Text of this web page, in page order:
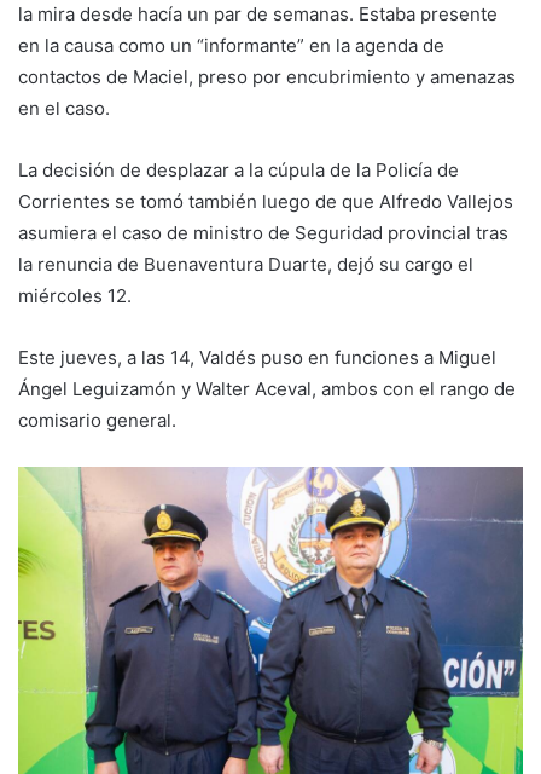
la mira desde hacía un par de semanas. Estaba presente
en la causa como un “informante” en la agenda de
contactos de Maciel, preso por encubrimiento y amenazas
en el caso.
La decisión de desplazar a la cúpula de la Policía de
Corrientes se tomó también luego de que Alfredo Vallejos
asumiera el caso de ministro de Seguridad provincial tras
la renuncia de Buenaventura Duarte, dejó su cargo el
miércoles 12.
Este jueves, a las 14, Valdés puso en funciones a Miguel
Ángel Leguizamón y Walter Aceval, ambos con el rango de
comisario general.